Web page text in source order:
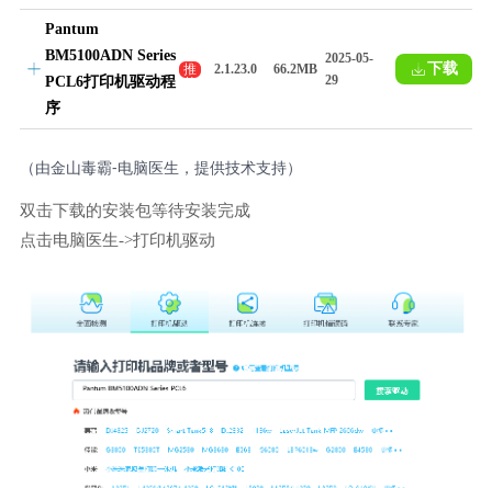
Pantum
BM5100ADN Series
PCL6打印机驱动程
序
推
荐
2.1.23.0 66.2MB
2025-05-
29
下载
（由金山毒霸-电脑医生，提供技术支持）
双击下载的安装包等待安装完成
点击电脑医生->打印机驱动